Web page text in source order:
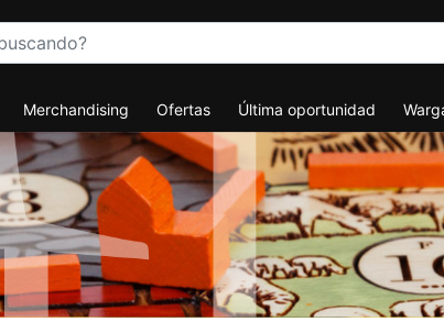
Merchandising Ofertas Última oportunidad